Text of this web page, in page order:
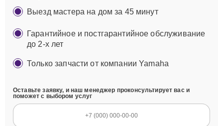
Выезд мастера на дом за 45 минут
Гарантийное и постгарантийное обслуживание
до 2-х лет
Только запчасти от компании Yamaha
Оставьте заявку, и наш менеджер проконсультирует вас и
поможет с выбором услуг